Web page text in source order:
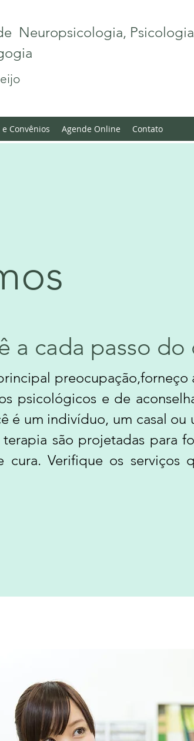
Neuropsicologia, Psicologia
Convênios Agende Online Contato
a cada passo do
preocupação,forneço
psicológicos e de
é um indivíduo, um casal
são projetadas para
cura. Verifique os serviços